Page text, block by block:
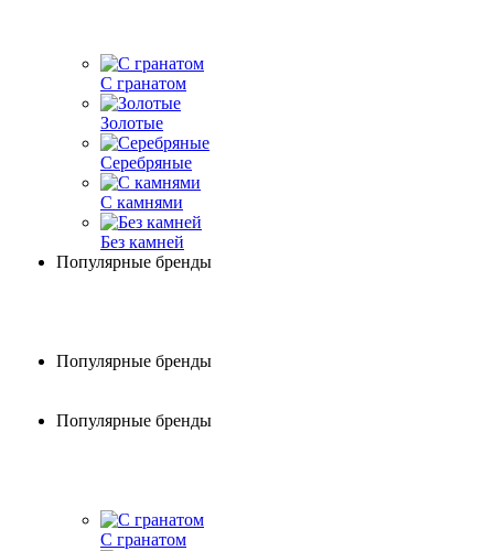
С гранатом
Золотые
Серебряные
С камнями
Без камней
Популярные бренды
Популярные бренды
Популярные бренды
С гранатом